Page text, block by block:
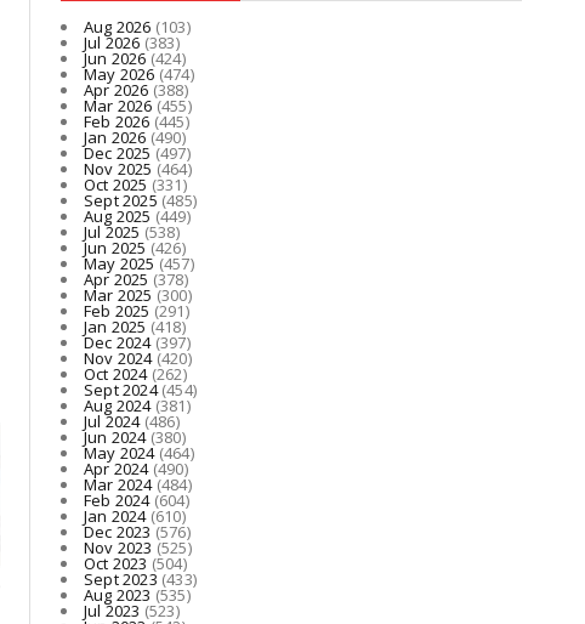
Aug 2026 (103)
Jul 2026 (383)
Jun 2026(424)
May 2026(474)
Apr 2026 (388)
Mar 2026(455)
Feb 2026 (445)
Jan 2026 (490)
Dec 2025(497)
Nov 2025 (464)
Oct 2025 (331)
Sept 2025 (485)
Aug 2025 (449)
Jul 2025 (538)
Jun 2025(426)
May 2025(457)
Apr 2025 (378)
Mar 2025 (300)
Feb 2025 (291)
Jan 2025 (418)
Dec 2024(397)
Nov 2024(420)
Oct 2024(262)
Sept 2024(454)
Aug 2024(381)
Jul 2024(486)
Jun 2024(380)
May 2024(464)
Apr 2024(490)
Mar 2024(484)
Feb 2024(604)
Jan 2024(610)
Dec 2023(576)
Nov 2023 (525)
Oct 2023 (504)
Sept 2023 (433)
Aug 2023 (535)
Jul 2023 (523)